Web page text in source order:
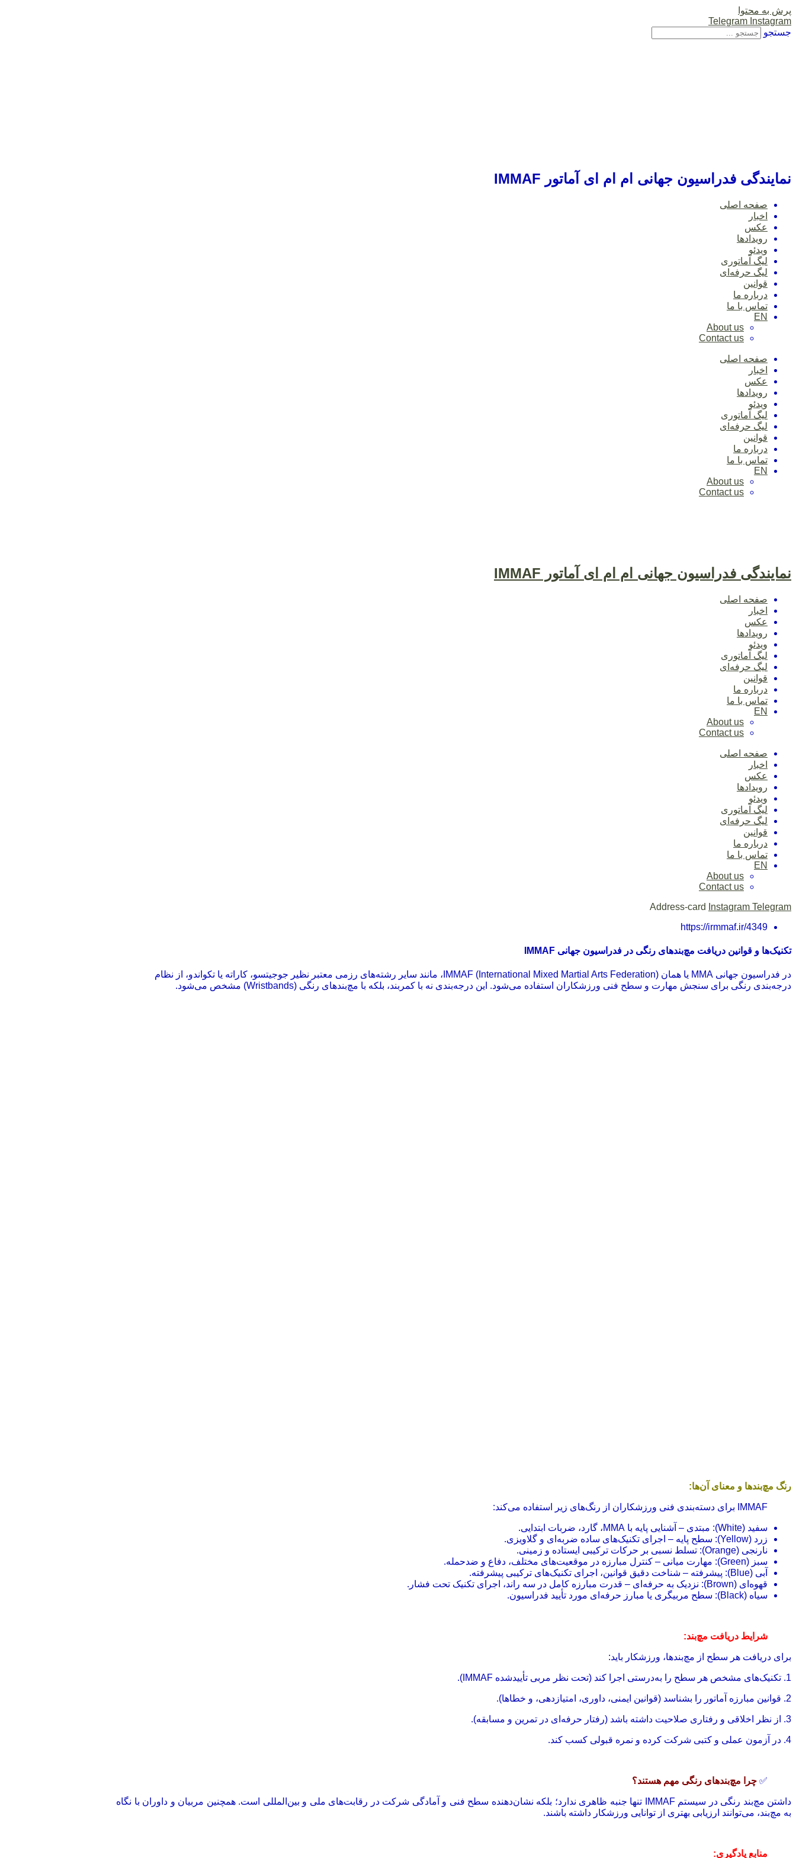
پرش به محتوا
Telegram Instagram
جستجو
نمایندگی فدراسیون جهانی ام ام ای آماتور IMMAF
صفحه اصلی
اخبار
عکس
رویدادها
ویدئو
لیگ آماتوری
لیگ حرفه‌ای
قوانین
درباره ما
تماس با ما
EN
About us
Contact us
صفحه اصلی
اخبار
عکس
رویدادها
ویدئو
لیگ آماتوری
لیگ حرفه‌ای
قوانین
درباره ما
تماس با ما
EN
About us
Contact us
نمایندگی فدراسیون جهانی ام ام ای آماتور IMMAF
صفحه اصلی
اخبار
عکس
رویدادها
ویدئو
لیگ آماتوری
لیگ حرفه‌ای
قوانین
درباره ما
تماس با ما
EN
About us
Contact us
صفحه اصلی
اخبار
عکس
رویدادها
ویدئو
لیگ آماتوری
لیگ حرفه‌ای
قوانین
درباره ما
تماس با ما
EN
About us
Contact us
Address-card
Instagram Telegram
https://irmmaf.ir/4349
تکنیک‌ها و قوانین دریافت مچ‌بندهای رنگی در فدراسیون جهانی IMMAF
در فدراسیون جهانی MMA یا همان IMMAF (International Mixed Martial Arts Federation)، مانند سایر رشته‌های رزمی معتبر نظیر جوجیتسو، کاراته یا تکواندو، از نظام
درجه‌بندی رنگی برای سنجش مهارت و سطح فنی ورزشکاران استفاده می‌شود. این درجه‌بندی نه با کمربند، بلکه با مچ‌بندهای رنگی (Wristbands) مشخص می‌شود.
رنگ مچ‌بندها و معنای آن‌ها:
IMMAF برای دسته‌بندی فنی ورزشکاران از رنگ‌های زیر استفاده می‌کند:
سفید (White): مبتدی – آشنایی پایه با MMA، گارد، ضربات ابتدایی.
زرد (Yellow): سطح پایه – اجرای تکنیک‌های ساده ضربه‌ای و گلاویزی.
نارنجی (Orange): تسلط نسبی بر حرکات ترکیبی ایستاده و زمینی.
سبز (Green): مهارت میانی – کنترل مبارزه در موقعیت‌های مختلف، دفاع و ضدحمله.
آبی (Blue): پیشرفته – شناخت دقیق قوانین، اجرای تکنیک‌های ترکیبی پیشرفته.
قهوه‌ای (Brown): نزدیک به حرفه‌ای – قدرت مبارزه کامل در سه راند، اجرای تکنیک تحت فشار.
سیاه (Black): سطح مربیگری یا مبارز حرفه‌ای مورد تأیید فدراسیون.
شرایط دریافت مچ‌بند:
برای دریافت هر سطح از مچ‌بندها، ورزشکار باید:
1. تکنیک‌های مشخص هر سطح را به‌درستی اجرا کند (تحت نظر مربی تأیید‌شده IMMAF).
2. قوانین مبارزه آماتور را بشناسد (قوانین ایمنی، داوری، امتیازدهی، و خطاها).
3. از نظر اخلاقی و رفتاری صلاحیت داشته باشد (رفتار حرفه‌ای در تمرین و مسابقه).
4. در آزمون عملی و کتبی شرکت کرده و نمره قبولی کسب کند.
✅ چرا مچ‌بندهای رنگی مهم هستند؟
داشتن مچ‌بند رنگی در سیستم IMMAF تنها جنبه ظاهری ندارد؛ بلکه نشان‌دهنده سطح فنی و آمادگی شرکت در رقابت‌های ملی و بین‌المللی است. همچنین مربیان و داوران با نگاه
به مچ‌بند، می‌توانند ارزیابی بهتری از توانایی ورزشکار داشته باشند.
منابع یادگیری: